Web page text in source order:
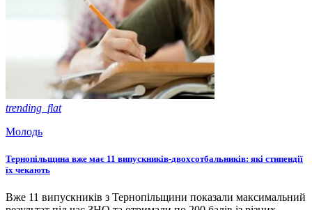
trending_flat
Молодь
Тернопільщина вже має 11 випускників-двохсотбальників: які стипендії
їх чекають
Вже 11 випускників з Тернопільщини показали максимальний